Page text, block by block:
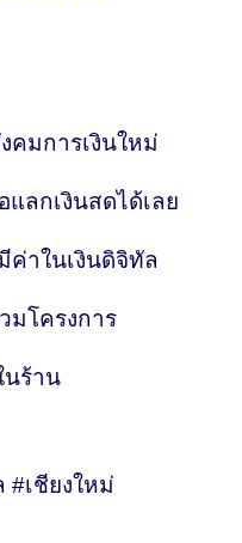
คมการเงินใหม่
ลกเงินสดได้เลย
ค่าในเงินดิจิทัล
โครงการ
นร้าน
#เชียงใหม่